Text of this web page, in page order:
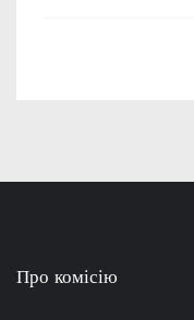
Про комісію